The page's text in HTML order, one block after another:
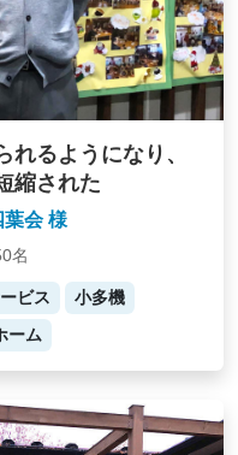
れるようになり、
縮された
会 様
名
ビス
小多機
ーム